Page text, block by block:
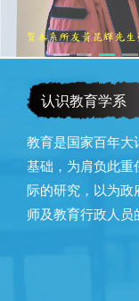
认识教育学系
教育是国家百年大
基础，为肩负此
际的研究，以为政
师及教育行政人员